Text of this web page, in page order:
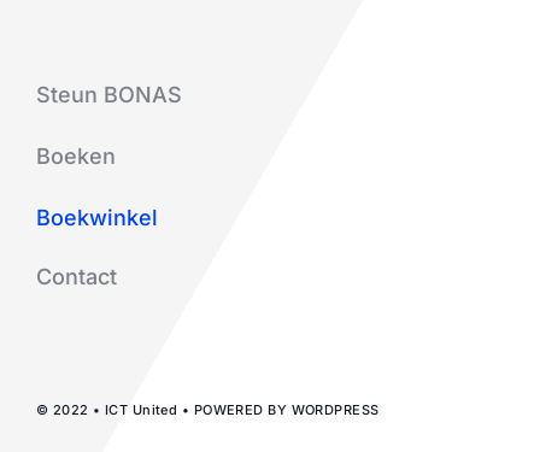
Steun BONAS
Boeken
Boekwinkel
Contact
© 2022 • ICT United • POWERED BY WORDPRESS